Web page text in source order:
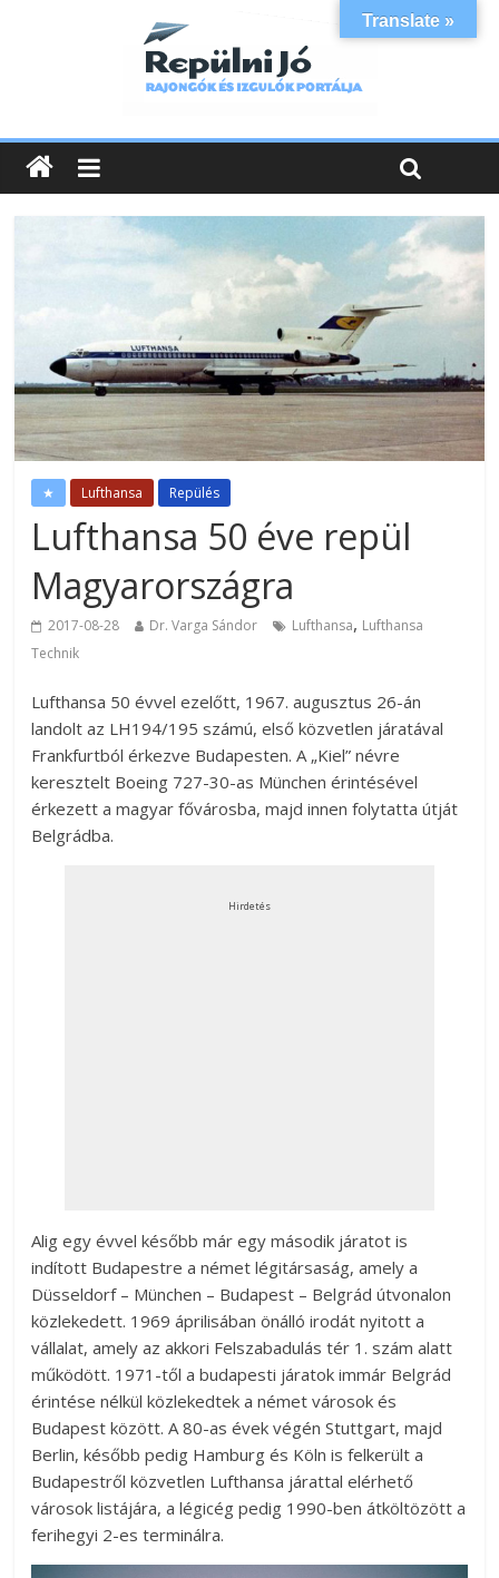
★ Lufthansa Repülés
Lufthansa 50 éve repül
Magyarországra
2017-08-28 Dr. Varga Sándor Lufthansa, Lufthansa
Technik
Lufthansa 50 évvel ezelőtt, 1967. augusztus 26-án
landolt az LH194/195 számú, első közvetlen járatával
Frankfurtból érkezve Budapesten. A „Kiel” névre
keresztelt Boeing 727-30-as München érintésével
érkezett a magyar fővárosba, majd innen folytatta útját
Belgrádba.
Hirdetés
Alig egy évvel később már egy második járatot is
indított Budapestre a német légitársaság, amely a
Düsseldorf – München – Budapest – Belgrád útvonalon
közlekedett. 1969 áprilisában önálló irodát nyitott a
vállalat, amely az akkori Felszabadulás tér 1. szám alatt
működött. 1971-től a budapesti járatok immár Belgrád
érintése nélkül közlekedtek a német városok és
Budapest között. A 80-as évek végén Stuttgart, majd
Berlin, később pedig Hamburg és Köln is felkerült a
Budapestről közvetlen Lufthansa járattal elérhető
városok listájára, a légicég pedig 1990-ben átköltözött a
ferihegyi 2-es terminálra.
Translate »